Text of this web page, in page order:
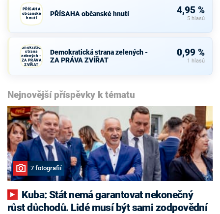
PŘÍSAHA
občanské
hnutí
PŘÍSAHA občanské hnutí 4,95 %
5 hlasů
Demokratická
strana
zelených -
ZA PRÁVA
ZVÍŘAT
Demokratická strana zelených -
ZA PRÁVA ZVÍŘAT
0,99 %
1 hlasů
Nejnovější příspěvky k tématu
7 fotografií
růst důchodů. Lidé musí být sami zodpovědní